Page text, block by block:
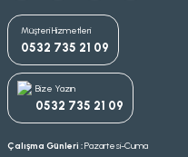
Müşteri Hizmetleri
0532 735 21 09
Bize Yazın
0532 735 21 09
Çalışma Günleri :Pazartesi-Cuma